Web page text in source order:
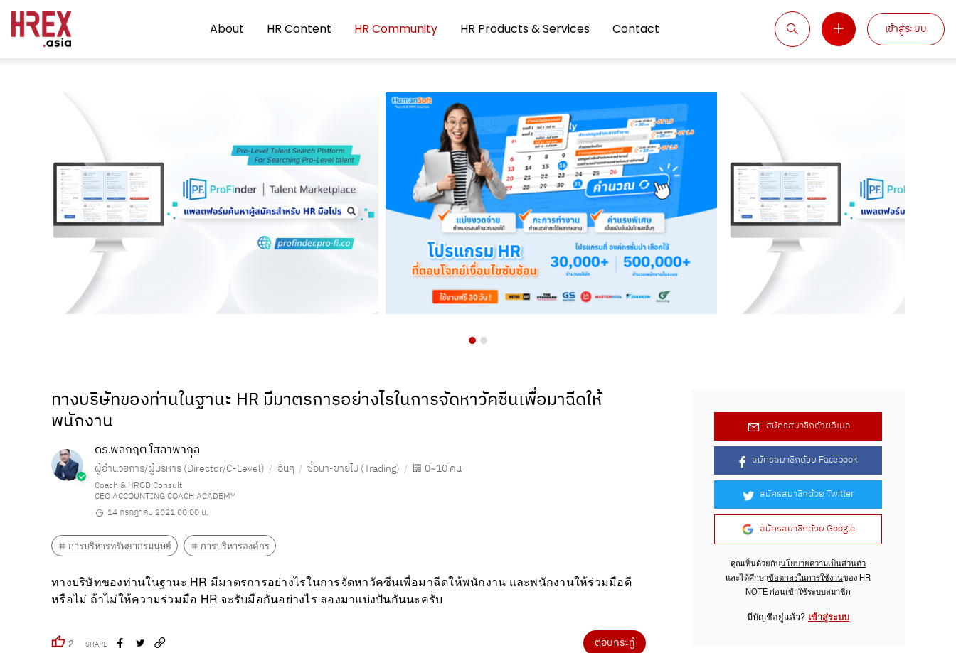
About HR Content HR Community HR Products & Services Contact เข้าสู่ระบบ
ทางบริษัทของท่านในฐานะ HR มีมาตรการอย่างไรในการจัดหาวัคซีนเพื่อมาฉีดให้
พนักงาน
ดร.พลกฤต โสลาพากุล
ผู้อำนวยการ/ผู้บริหาร (Director/C-Level) อื่นๆ ซื้อมา-ขายไป (Trading) 0~10 คน
Coach & HROD Consult
CEO ACCOUNTING COACH ACADEMY
14 กรกฎาคม 2021 00:00 น.
การบริหารทรัพยากรมนุษย์ การบริหารองค์กร
ทางบริษัทของท่านในฐานะ HR มีมาตรการอย่างไรในการจัดหาวัคซีนเพื่อมาฉีดให้พนักงาน และพนักงานให้ร่วมมือดี
หรือไม่ ถ้าไม่ให้ความร่วมมือ HR จะรับมือกันอย่างไร ลองมาแบ่งปันกันนะครับ
2 SHARE ตอบกระทู้
สมัครสมาชิกด้วยอีเมล
สมัครสมาชิกด้วย Facebook
สมัครสมาชิกด้วย Twitter
สมัครสมาชิกด้วย Google
คุณเห็นด้วยกับนโยบายความเป็นส่วนตัว
และได้ศึกษาข้อตกลงในการใช้งานของ HR
NOTE ก่อนเข้าใช้ระบบสมาชิก
มีบัญชีอยู่แล้ว? เข้าสู่ระบบ